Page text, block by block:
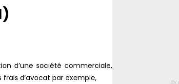
d’une société commerciale,
d’avocat par exemple,